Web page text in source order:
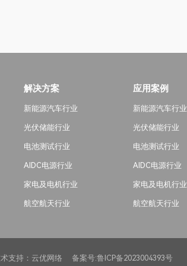
解决方案
新能源汽车行业
光伏储能行业
电池测试行业
AIDC电源行业
家电及电机行业
航空航天行业
应用案例
新能源汽车行业
光伏储能行业
电池测试行业
AIDC电源行业
家电及电机行业
航空航天行业
支持： 云优网络 备案号:鲁ICP备2023004393号